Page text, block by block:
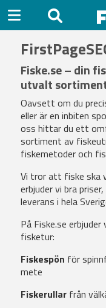
Fiske.se – din
utvalt
Oavsett om du
eller är en inbiten
oss hittar du ett
sortiment av
fiskemetoder och
Vi tror att fiske ska
erbjuder vi bra
leverans i hela
På Fiske.se
fisketur:
Fiskespön för
mete
Fiskerullar från